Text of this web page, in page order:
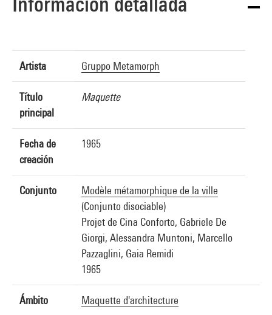
Artista Gruppo Metamorph
Título
principal
Maquette
Fecha de
creación
1965
Conjunto
Modèle métamorphique de la ville
(Conjunto disociable)
Projet de Cina Conforto, Gabriele De
Giorgi, Alessandra Muntoni, Marcello
Pazzaglini, Gaia Remidi
1965
Ámbito Maquette d'architecture